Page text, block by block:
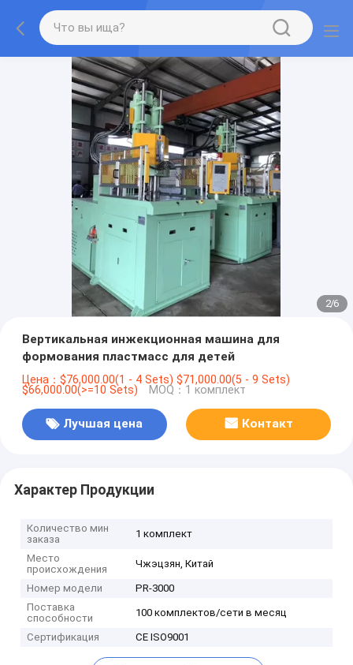
2/6
Вертикальная инжекционная машина для
формования пластмасс для детей
Цена：$76,000.00(1 - 4 Sets) $71,000.00(5 - 9 Sets)
$66,000.00(>=10 Sets) MOQ：1 комплект
Лучшая цена Контакт
Характер Продукции
Количество мин
заказа
1 комплект
Место
происхождения
Чжэцзян, Китай
Номер модели
PR-3000
Поставка
способности
100 комплектов/сети в месяц
Сертификация CE ISO9001